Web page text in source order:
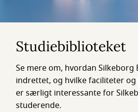
Studiebiblioteket
Se mere om, hvordan Silkeborg
indrettet, og hvilke faciliteter
er særligt interessante for
studerende.